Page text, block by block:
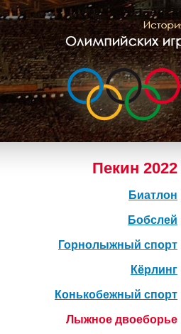
Пекин 2022
Биатлон
Бобслей
Горнолыжный спорт
Кёрлинг
Конькобежный спорт
Лыжное двоеборье